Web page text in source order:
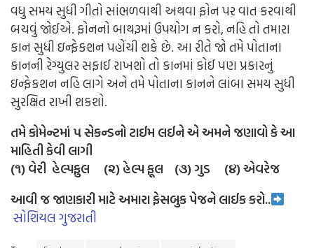
વધુ સમય સુધી ગીતો સાંભળવાથી અથવા ફોન પર વાત કરવાથી
બચવું જોઈએ. ફોનનો બાથરૂમાં ઉપયોગ ન કરો, નહિ તો તમારા
કાન સુધી ઇન્ફેકશન પહોંચી શકે છે. આ રીતે જો તમે પોતાના
કાનની રેગ્યુલર સફાઈ રાખશો તો કાનમાં કોઈ પણ પ્રકારનું
ઇન્ફેકશન નહિ લાગે અને તમે પોતાના કાનને લાંબા સમય સુધી
સુરક્ષિત રાખી શકશો.
તમે કોમેન્ટમાં ૫ સેકન્ડનો ટાઈમ લઈને એ અમને જણાવો કે આ
માહિતી કેવી લાગી
(૧) વેરી હેલ્પફુલ (૨) હેલ્પ ફૂલ (૩) ગુડ (૪) એવરેજ
આવી જ જાણકારી માટે અમારા ફેસબુક પેજને લાઈક કરો..
સોશિયલ ગુજરાતી